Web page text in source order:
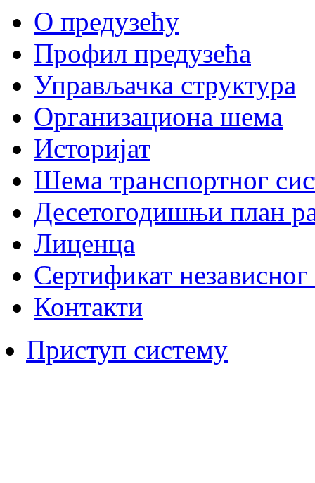
О предузећу
Профил предузећа
Управљачка структура
Организациона шема
Историјат
Шема транспортног
Десетогодишњи план
Лиценца
Сертификат
Контакти
Приступ систему